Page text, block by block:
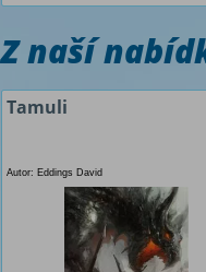
Z naší
Tamuli
Autor: Eddings David